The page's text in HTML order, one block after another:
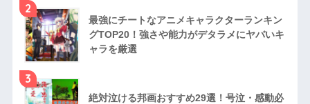
2
最強にチートなアニメキャラクターランキン
グTOP20！強さや能力がデタラメにヤバいキ
ャラを厳選
3
絶対泣ける邦画おすすめ29選！号泣・感動必